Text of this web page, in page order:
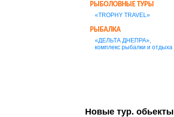
РЫБОЛОВНЫЕ ТУРЫ
«TROPHY TRAVEL»
РЫБАЛКА
«ДЕЛЬТА ДНЕПРА»,
комплекс рыбалки и отдыха
Новые тур. обьекты